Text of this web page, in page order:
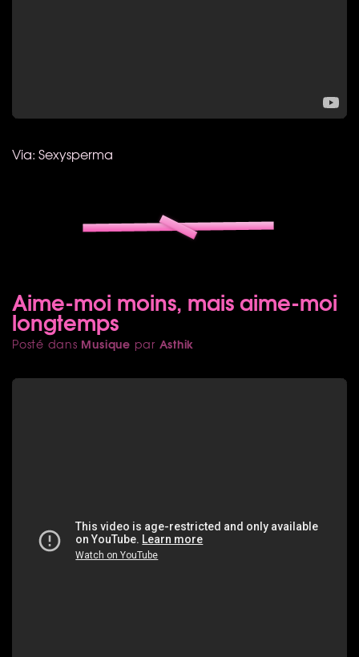
Via: Sexysperma
Aime-moi moins, mais aime-moi
longtemps
Posté dans Musique par Asthik